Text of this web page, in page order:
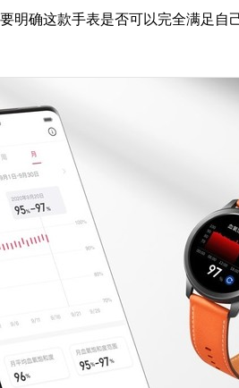
确这款手表是否可以完全满足自